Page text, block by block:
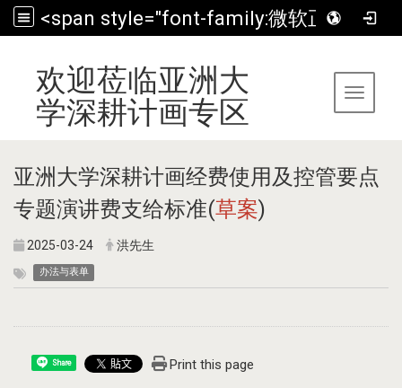
<span style="font-family:微软正黑体;">欢迎莅临亚洲大学深耕计画专区</span>
Toggle
欢迎莅临亚洲大
学深耕计画专区
亚洲大学深耕计画经费使用及控管要点
专题演讲费支给标准(草案)
2025-03-24 洪先生
办法与表单
Share Print this page